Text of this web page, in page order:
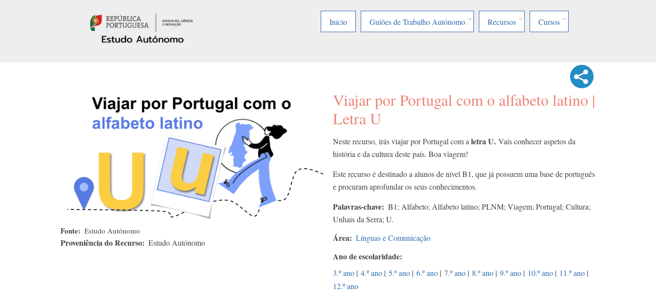
Início
Guiões de Trabalho Autónomo Recursos Cursos
Fonte Estudo Autónomo
Proveniência do Recurso Estudo Autónomo
Viajar por Portugal com o alfabeto latino |
Letra U
Neste recurso, irás viajar por Portugal com aletra U. Vais conhecer aspetos da
história e da cultura deste país. Boa viagem!
Este recurso é destinado a alunos de nível B1, que já possuem uma base de português
e procuram aprofundar os seus conhecimentos.
Palavras-chave
B1; Alfabeto; Alfabeto latino; PLNM; Viagem; Portugal; Cultura;
Unhais da Serra; U.
Área Línguas e Comunicação
Ano de escolaridade
3.º ano | 4.º ano | 5.º ano | 6.º ano | 7.º ano | 8.º ano | 9.º ano | 10.º ano | 11.º ano |
12.º ano